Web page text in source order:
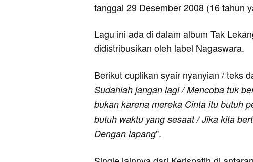
tanggal 29 Desember 2008 (16 tahun
Lagu ini ada di dalam album Tak
didistribusikan oleh label Nagaswara.
Berikut cuplikan syair nyanyian / teks
Sudahlah jangan lagi / Mencoba tuk
bukan karena mereka Cinta itu butuh
butuh waktu yang sesaat / Jika kita
Dengan lapang".